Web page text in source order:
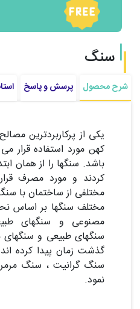
سنگ
شرح محصول پرسش و پاسخ
یکی از پرکاربردترین
کهن مورد استفاده
باشد. سنگها را از همان
کردند و مورد مصرف
مختلفی از ساختمان با
مختلف سنگها بر اساس
مصنوعی و سنگهای
سنگهای طبیعی و سنگهای
گذشت زمان پیدا کرده
سنگ گرانیت ، سنگ
نمود.